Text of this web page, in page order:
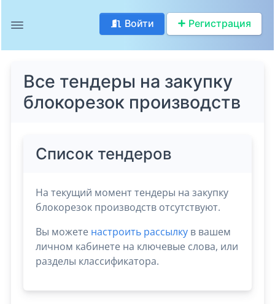
Войти Регистрация
Все тендеры на закупку
блокорезок производств
Список тендеров
На текущий момент тендеры на закупку
блокорезок производств отсутствуют.
Вы можете настроить рассылку в вашем
личном кабинете на ключевые слова, или
разделы классификатора.